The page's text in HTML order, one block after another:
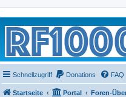
Schnellzugriff Donations FAQ
Startseite Portal Foren-